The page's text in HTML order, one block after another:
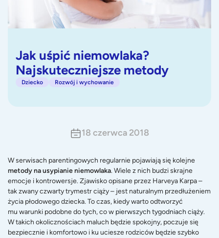
Jak uśpić niemowlaka?
Najskuteczniejsze metody
Dziecko Rozwój i wychowanie
18 czerwca 2018
W serwisach parentingowych regularnie pojawiają się kolejne
metody na usypianie niemowlaka. Wiele z nich budzi skrajne
emocje i kontrowersje. Zjawisko opisane przez Harveya Karpa –
tak zwany czwarty trymestr ciąży – jest naturalnym przedłużeniem
życia płodowego dziecka. To czas, kiedy warto odtworzyć
mu warunki podobne do tych, co w pierwszych tygodniach ciąży.
W takich okolicznościach maluch będzie spokojny, poczuje się
bezpiecznie i komfortowo i ku uciesze rodziców będzie szybko